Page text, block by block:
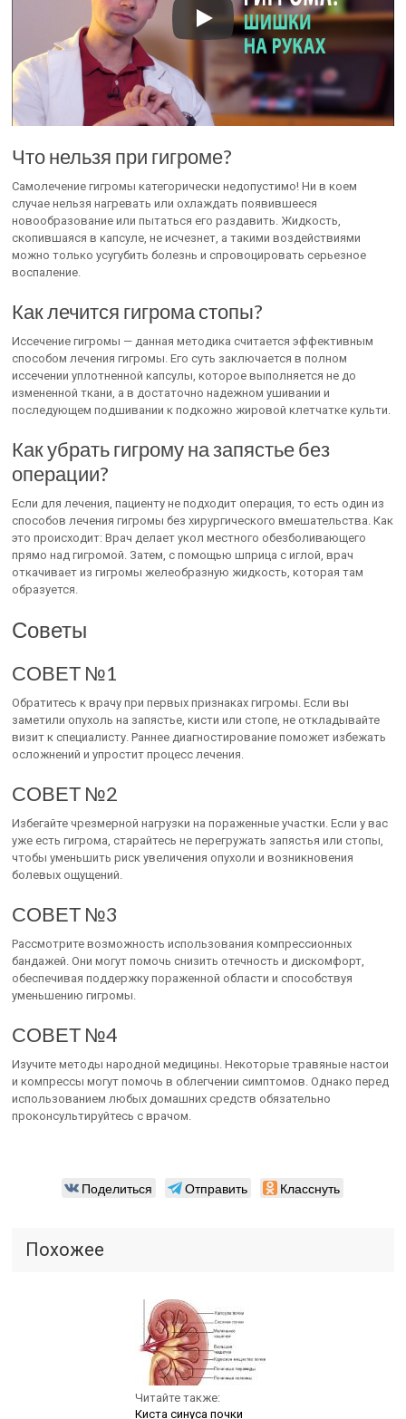
Что нельзя при гигроме?
Самолечение гигромы категорически недопустимо! Ни в коем
случае нельзя нагревать или охлаждать появившееся
новообразование или пытаться его раздавить. Жидкость,
скопившаяся в капсуле, не исчезнет, а такими воздействиями
можно только усугубить болезнь и спровоцировать серьезное
воспаление.
Как лечится гигрома стопы?
Иссечение гигромы — данная методика считается эффективным
способом лечения гигромы. Его суть заключается в полном
иссечении уплотненной капсулы, которое выполняется не до
измененной ткани, а в достаточно надежном ушивании и
последующем подшивании к подкожно жировой клетчатке культи.
Как убрать гигрому на запястье без
операции?
Если для лечения, пациенту не подходит операция, то есть один из
способов лечения гигромы без хирургического вмешательства. Как
это происходит: Врач делает укол местного обезболивающего
прямо над гигромой. Затем, с помощью шприца с иглой, врач
откачивает из гигромы желеобразную жидкость, которая там
образуется.
Советы
СОВЕТ №1
Обратитесь к врачу при первых признаках гигромы. Если вы
заметили опухоль на запястье, кисти или стопе, не откладывайте
визит к специалисту. Раннее диагностирование поможет избежать
осложнений и упростит процесс лечения.
СОВЕТ №2
Избегайте чрезмерной нагрузки на пораженные участки. Если у вас
уже есть гигрома, старайтесь не перегружать запястья или стопы,
чтобы уменьшить риск увеличения опухоли и возникновения
болевых ощущений.
СОВЕТ №3
Рассмотрите возможность использования компрессионных
бандажей. Они могут помочь снизить отечность и дискомфорт,
обеспечивая поддержку пораженной области и способствуя
уменьшению гигромы.
СОВЕТ №4
Изучите методы народной медицины. Некоторые травяные настои
и компрессы могут помочь в облегчении симптомов. Однако перед
использованием любых домашних средств обязательно
проконсультируйтесь с врачом.
Поделиться Отправить Класснуть
Похожее
Читайте также:
Киста синуса почки